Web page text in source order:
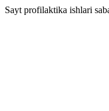
Sayt profilaktika ishlari